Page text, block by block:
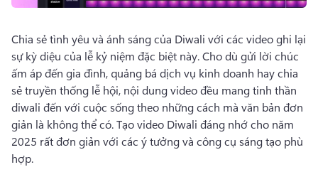
Chia sẻ tình yêu và ánh sáng của Diwali với các video ghi lại
sự kỳ diệu của lễ kỷ niệm đặc biệt này. Cho dù gửi lời chúc
ấm áp đến gia đình, quảng bá dịch vụ kinh doanh hay chia
sẻ truyền thống lễ hội, nội dung video đều mang tinh thần
diwali đến với cuộc sống theo những cách mà văn bản đơn
giản là không thể có. Tạo video Diwali đáng nhớ cho năm
2025 rất đơn giản với các ý tưởng và công cụ sáng tạo phù
hợp.